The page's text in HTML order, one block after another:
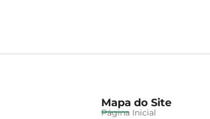
Mapa do Site
Página Inicial